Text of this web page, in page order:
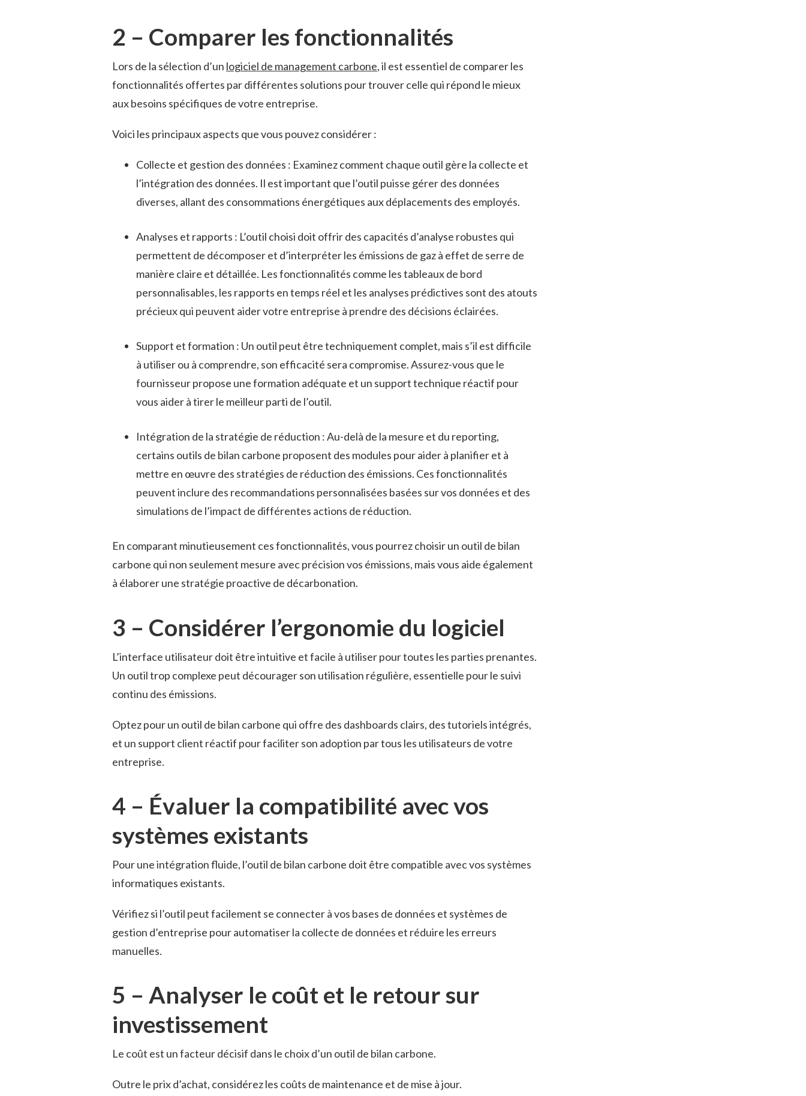
2 – Comparer les fonctionnalités
Lors de la sélection d’un logiciel de management carbone, il est essentiel de comparer les
fonctionnalités offertes par différentes solutions pour trouver celle qui répond le mieux
aux besoins spécifiques de votre entreprise.
Voici les principaux aspects que vous pouvez considérer :
Collecte et gestion des données : Examinez comment chaque outil gère la collecte et
l’intégration des données. Il est important que l’outil puisse gérer des données
diverses, allant des consommations énergétiques aux déplacements des employés.
Analyses et rapports : L’outil choisi doit offrir des capacités d’analyse robustes qui
permettent de décomposer et d’interpréter les émissions de gaz à effet de serre de
manière claire et détaillée. Les fonctionnalités comme les tableaux de bord
personnalisables, les rapports en temps réel et les analyses prédictives sont des atouts
précieux qui peuvent aider votre entreprise à prendre des décisions éclairées.
Support et formation : Un outil peut être techniquement complet, mais s’il est difficile
à utiliser ou à comprendre, son efficacité sera compromise. Assurez-vous que le
fournisseur propose une formation adéquate et un support technique réactif pour
vous aider à tirer le meilleur parti de l’outil.
Intégration de la stratégie de réduction : Au-delà de la mesure et du reporting,
certains outils de bilan carbone proposent des modules pour aider à planifier et à
mettre en œuvre des stratégies de réduction des émissions. Ces fonctionnalités
peuvent inclure des recommandations personnalisées basées sur vos données et des
simulations de l’impact de différentes actions de réduction.
En comparant minutieusement ces fonctionnalités, vous pourrez choisir un outil de bilan
carbone qui non seulement mesure avec précision vos émissions, mais vous aide également
à élaborer une stratégie proactive de décarbonation.
3 – Considérer l’ergonomie du logiciel
L’interface utilisateur doit être intuitive et facile à utiliser pour toutes les parties prenantes.
Un outil trop complexe peut décourager son utilisation régulière, essentielle pour le suivi
continu des émissions.
Optez pour un outil de bilan carbone qui offre des dashboards clairs, des tutoriels intégrés,
et un support client réactif pour faciliter son adoption par tous les utilisateurs de votre
entreprise.
4 – Évaluer la compatibilité avec vos
systèmes existants
Pour une intégration fluide, l’outil de bilan carbone doit être compatible avec vos systèmes
informatiques existants.
Vérifiez si l’outil peut facilement se connecter à vos bases de données et systèmes de
gestion d’entreprise pour automatiser la collecte de données et réduire les erreurs
manuelles.
5 – Analyser le coût et le retour sur
investissement
Le coût est un facteur décisif dans le choix d’un outil de bilan carbone.
Outre le prix d’achat, considérez les coûts de maintenance et de mise à jour.